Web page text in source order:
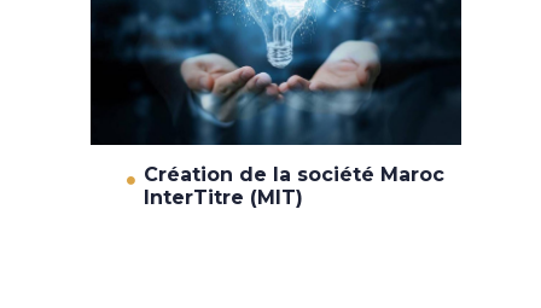
Création de la société Maroc
InterTitre (MIT)